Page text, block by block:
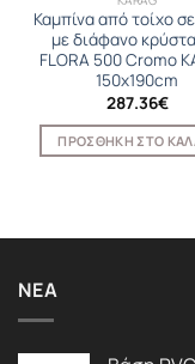
Καμπίνα από τοίχο
με διάφανο
FLORA 500 Cromo
150x190cm
287.36€
ΠΡΟΣΘΉΚΗ ΣΤΟ
ΝΈΑ